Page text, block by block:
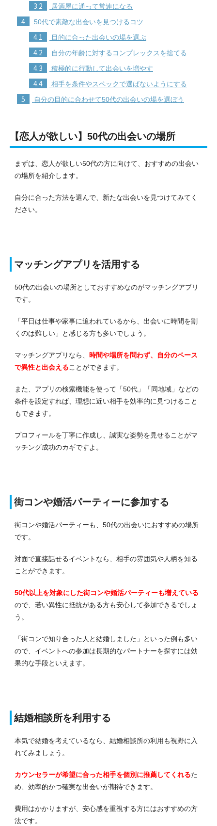
3.2 居酒屋に通って常連になる
4 50代で素敵な出会いを見つけるコツ
4.1 目的に合った出会いの場を選ぶ
4.2 自分の年齢に対するコンプレックスを捨てる
4.3 積極的に行動して出会いを増やす
4.4 相手を条件やスペックで選ばないようにする
5 自分の目的に合わせて50代の出会いの場を選ぼう
【恋人が欲しい】50代の出会いの場所
まずは、恋人が欲しい50代の方に向けて、おすすめの出会い
の場所を紹介します。
自分に合った方法を選んで、新たな出会いを見つけてみてく
ださい。
マッチングアプリを活用する
50代の出会いの場所としておすすめなのがマッチングアプリ
です。
「平日は仕事や家事に追われているから、出会いに時間を割
くのは難しい」と感じる方も多いでしょう。
マッチングアプリなら、 時間や場所を問わず、自分のペース
で異性と出会えることができます。
また、アプリの検索機能を使って「50代」「同地域」などの
条件を設定すれば、理想に近い相手を効率的に見つけること
もできます。
プロフィールを丁寧に作成し、誠実な姿勢を見せることがマ
ッチング成功のカギですよ。
街コンや婚活パーティーに参加する
街コンや婚活パーティーも、50代の出会いにおすすめの場所
です。
対面で直接話せるイベントなら、相手の雰囲気や人柄を知る
ことができます。
50代以上を対象にした街コンや婚活パーティーも増えている
ので、若い異性に抵抗がある方も安心して参加できるでしょ
う。
「街コンで知り合った人と結婚しました」といった例も多い
ので、イベントへの参加は長期的なパートナーを探すには効
果的な手段といえます。
結婚相談所を利用する
本気で結婚を考えているなら、結婚相談所の利用も視野に入
れてみましょう。
カウンセラーが希望に合った相手を個別に推薦してくれるた
め、効率的かつ確実な出会いが期待できます。
費用はかかりますが、安心感を重視する方にはおすすめの方
法です。